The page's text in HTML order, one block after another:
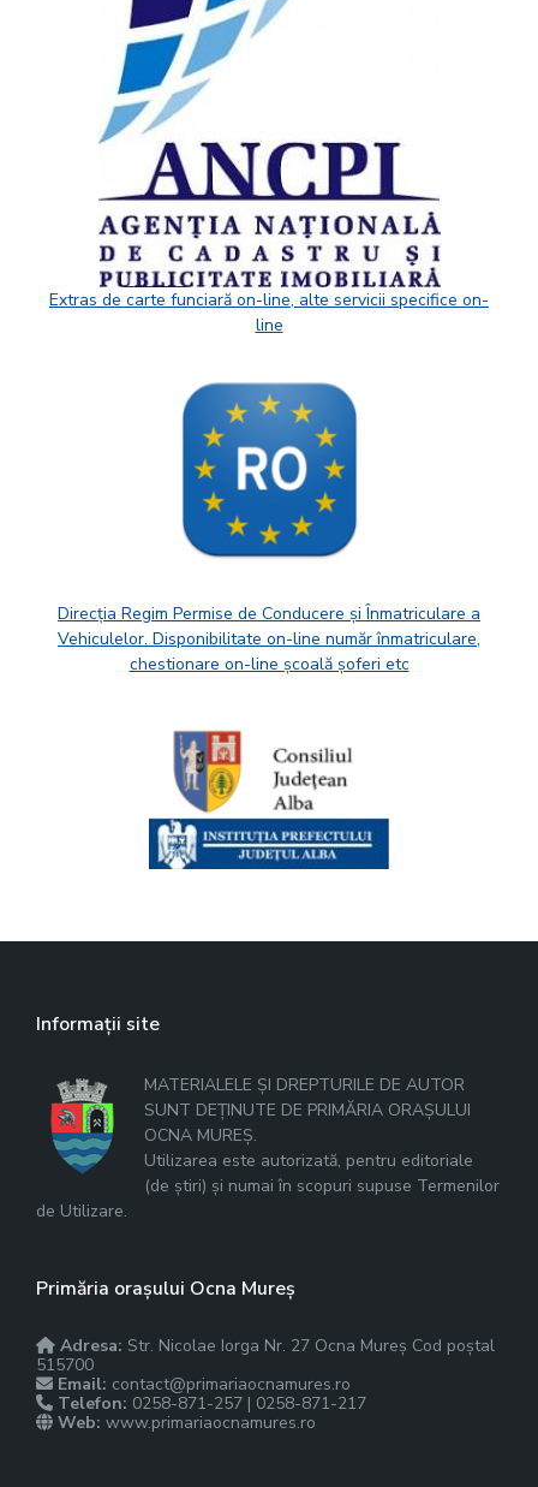
Extras de carte funciară on-line, alte servicii specifice on-
line
Direcția Regim Permise de Conducere și Înmatriculare a
Vehiculelor. Disponibilitate on-line număr înmatriculare,
chestionare on-line școală șoferi etc
Informații site
MATERIALELE ȘI DREPTURILE DE AUTOR
SUNT DEȚINUTE DE PRIMĂRIA ORAȘULUI
OCNA MUREȘ.
Utilizarea este autorizată, pentru editoriale
(de știri) și numai în scopuri supuse Termenilor
de Utilizare.
Primăria orașului Ocna Mureș
Adresa: Str. Nicolae Iorga Nr. 27 Ocna Mureș Cod poștal
515700
Email: contact@primariaocnamures.ro
Telefon: 0258-871-257 | 0258-871-217
Web: www.primariaocnamures.ro